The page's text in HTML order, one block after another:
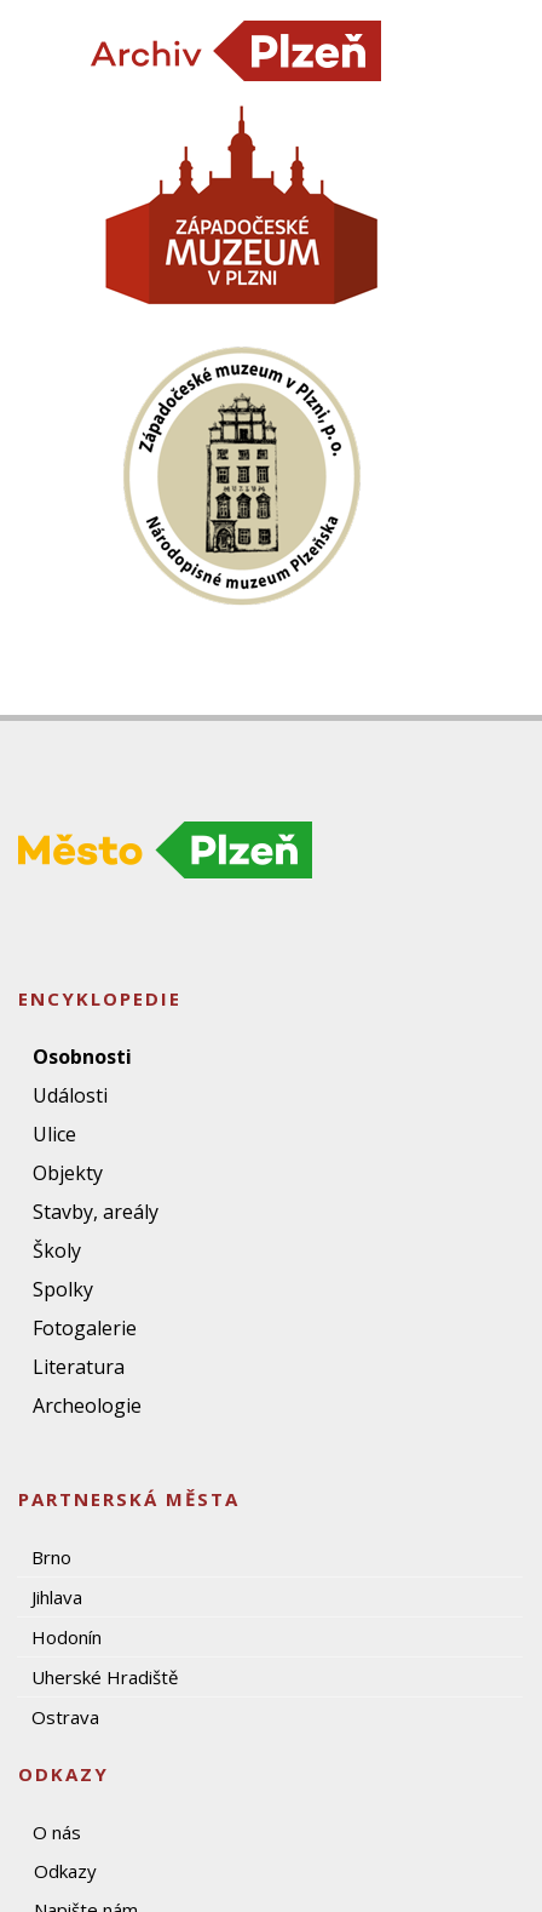
ENCYKLOPEDIE
Osobnosti
Události
Ulice
Objekty
Stavby, areály
Školy
Spolky
Fotogalerie
Literatura
Archeologie
PARTNERSKÁ MĚSTA
Brno
Jihlava
Hodonín
Uherské Hradiště
Ostrava
ODKAZY
O nás
Odkazy